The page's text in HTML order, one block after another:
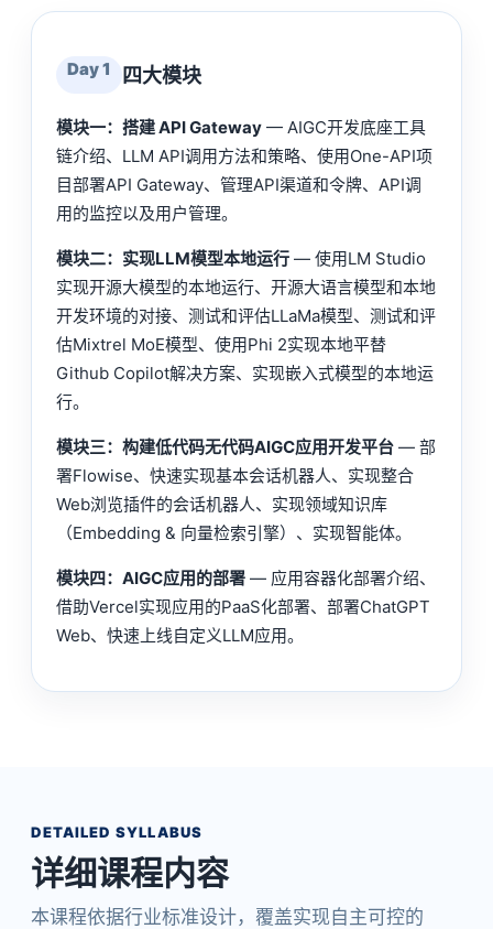
Day 1 四大模块
模块一：搭建 API Gateway — AIGC开发底座工具
链介绍、LLM API调用方法和策略、使用One-API项
目部署API Gateway、管理API渠道和令牌、API调
用的监控以及用户管理。
模块二：实现LLM模型本地运行 — 使用LM Studio
实现开源大模型的本地运行、开源大语言模型和本地
开发环境的对接、测试和评估LLaMa模型、测试和评
估Mixtrel MoE模型、使用Phi 2实现本地平替
Github Copilot解决方案、实现嵌入式模型的本地运
行。
模块三：构建低代码无代码AIGC应用开发平台 — 部
署Flowise、快速实现基本会话机器人、实现整合
Web浏览插件的会话机器人、实现领域知识库
（Embedding & 向量检索引擎）、实现智能体。
模块四：AIGC应用的部署 — 应用容器化部署介绍、
借助Vercel实现应用的PaaS化部署、部署ChatGPT
Web、快速上线自定义LLM应用。
DETAILED SYLLABUS
详细课程内容
本课程依据行业标准设计，覆盖实现自主可控的